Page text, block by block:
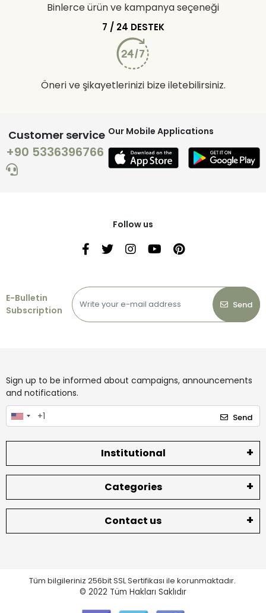
Binlerce ürün ve kampanya seçeneği
7 / 24 DESTEK
Öneri ve şikayetlerinizi bize iletebilirsiniz.
Customer service
+90 5336396766
Our Mobile Applications
Follow us
E-Bulletin
Subscription
Send
Sign up to be informed about campaigns, announcements
and notifications.
Send
Institutional
Categories
Contact us
Tüm bilgileriniz 256bit SSL Sertifikası ile korunmaktadır.
© 2022 Tüm Hakları Saklıdır